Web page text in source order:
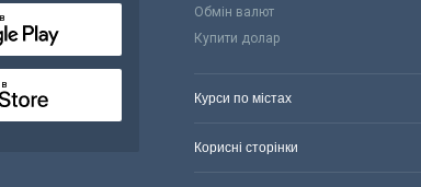
Обмін валют
Купити долар
Курси по містах
Корисні сторінки